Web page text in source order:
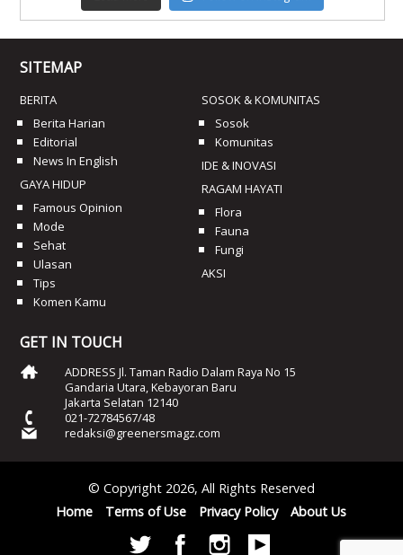
SITEMAP
BERITA
Berita Harian
Editorial
News In English
GAYA HIDUP
Famous Opinion
Mode
Sehat
Ulasan
Tips
Komen Kamu
SOSOK & KOMUNITAS
Sosok
Komunitas
IDE & INOVASI
RAGAM HAYATI
Flora
Fauna
Fungi
AKSI
GET IN TOUCH
ADDRESS Jl. Taman Radio Dalam Raya No 15
Gandaria Utara, Kebayoran Baru
Jakarta Selatan 12140
021-72784567/48
redaksi@greenersmagz.com
© Copyright 2026, All Rights Reserved
Home
Terms of Use Privacy Policy About Us